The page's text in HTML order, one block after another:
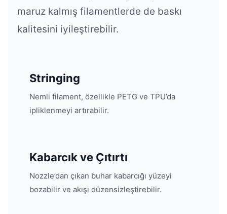
maruz kalmış filamentlerde de baskı
kalitesini iyileştirebilir.
Stringing
Nemli filament, özellikle PETG ve TPU’da
ipliklenmeyi artırabilir.
Kabarcık ve Çıtırtı
Nozzle’dan çıkan buhar kabarcığı yüzeyi
bozabilir ve akışı düzensizleştirebilir.